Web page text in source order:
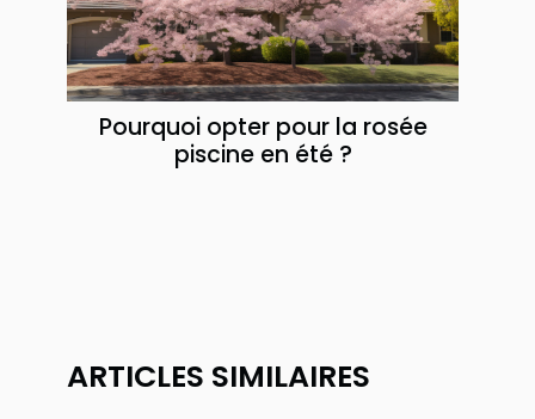
Pourquoi opter pour la rosée
piscine en été ?
ARTICLES SIMILAIRES